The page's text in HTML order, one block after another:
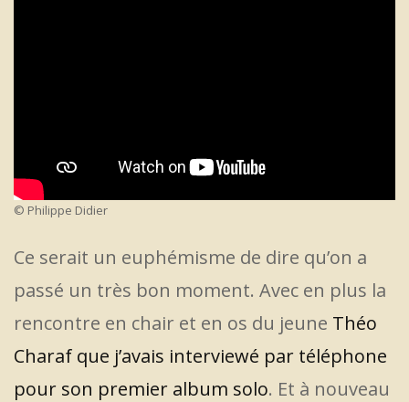
© Philippe Didier
Ce serait un euphémisme de dire qu’on a
passé un très bon moment. Avec en plus la
rencontre en chair et en os du jeune Théo
Charaf que j’avais interviewé par téléphone
pour son premier album solo. Et à nouveau